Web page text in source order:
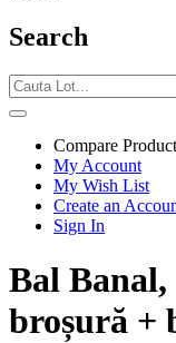
Search
Compare
My Account
My Wish List
Create an
Sign In
Bal Banal,
broșură +